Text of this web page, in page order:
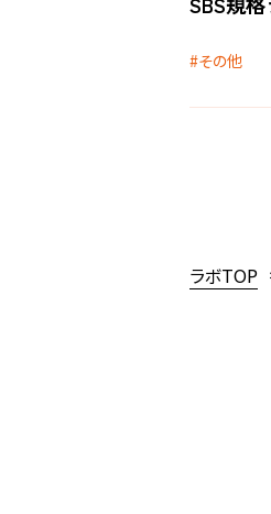
その他
ラボTOP